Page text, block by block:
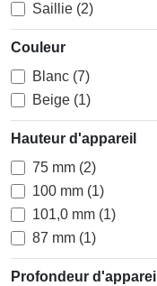
Saillie (2)
Couleur
Blanc (7)
Beige (1)
Hauteur d'appareil
75 mm (2)
100 mm (1)
101,0 mm (1)
87 mm (1)
Profondeur d'appareil